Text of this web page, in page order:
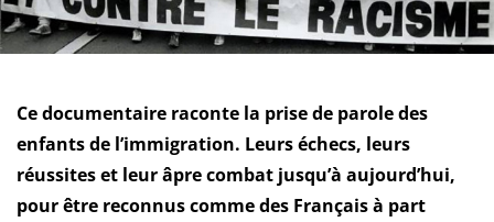
Ce documentaire raconte la prise de parole des
enfants de l’immigration. Leurs échecs, leurs
réussites et leur âpre combat jusqu’à aujourd’hui,
pour être reconnus comme des Français à part